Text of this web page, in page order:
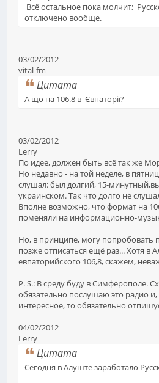
Всё остальное пока молчит;
отключено вообще.
03/02/2012
vital-fm
Цитата
А що на 106.8 в Євпаторії?
03/02/2012
Lerry
По идее, должен быть всё так же
Но недавно - на той неделе, в
слушал: был долгий, 15-
украинском. Так что долго не
Вполне возможно, что формат на
поменяли на информационно-
Но, в принципе, могу попробовать
позже отписаться ещё раз... Хотя в
евпаторийского 106,8, скажем,
P. S.: В среду буду в Симферополе.
обязательно послушаю это радио и,
интересное, то обязательно
04/02/2012
Lerry
Цитата
Сегодня в Алуште заработало